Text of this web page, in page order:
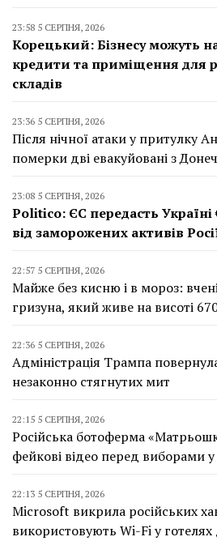
23:58 5 СЕРПНЯ, 2026
Корецький: Бізнесу можуть
кредити та приміщення для
складів
23:36 5 СЕРПНЯ, 2026
Після нічної атаки у притулку
померки дві евакуйовані з
23:08 5 СЕРПНЯ, 2026
Politico: ЄС передасть Україні
від заморожених активів
22:57 5 СЕРПНЯ, 2026
Майже без кисню і в мороз:
гризуна, який живе на висоті
22:36 5 СЕРПНЯ, 2026
Адміністрація Трампа
незаконно стягнутих мит
22:15 5 СЕРПНЯ, 2026
Російська ботоферма
фейкові відео перед виборами
22:13 5 СЕРПНЯ, 2026
Microsoft викрила російських
використовують Wi-Fi у